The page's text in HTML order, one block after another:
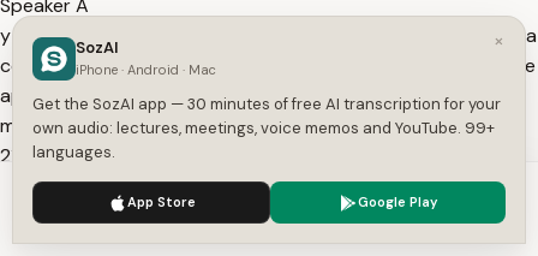
Speaker A
y en la educación será conseguir alumnos y en los que quiera
conseguir socios a parte del capital social pero básicamente
apuntado a la empresa la empresa de ganar plante cuanto
más plata gane mejor y está bien que gane
21:03
Speaker A
muchísima plata el tema es cómo la gana y eso sí que es
importante y ustedes tendrían que hacer dentro de él su
We use cookies to enhance your experience.
×
SozAI
iPhone · Android · Mac
Get the SozAI app — 30 minutes of free AI transcription for your
own audio: lectures, meetings, voice memos and YouTube. 99+
languages.
App Store Google Play